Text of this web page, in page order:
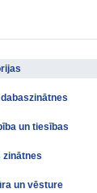
un tiesības
zinātnes
un vēsture